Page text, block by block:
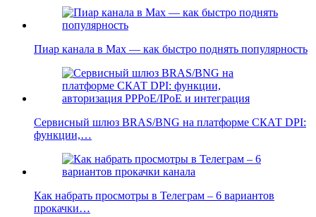
Пиар канала в Max — как быстро поднять популярность
Сервисный шлюз BRAS/BNG на платформе СКАТ DPI:
функции,…
Как набрать просмотры в Телеграм – 6 вариантов
прокачки…